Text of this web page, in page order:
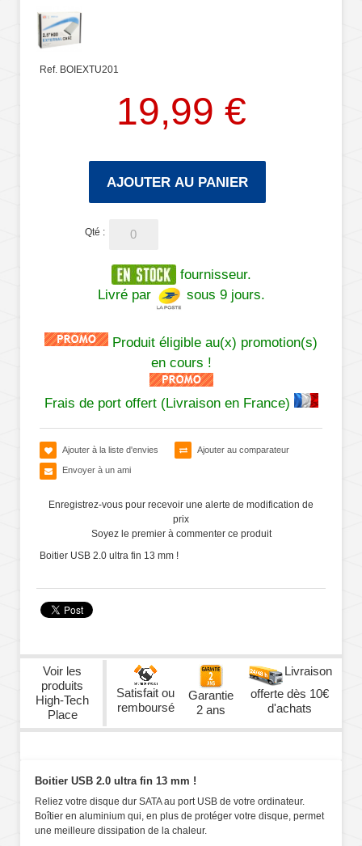
Ref. BOIEXTU201
19,99 €
AJOUTER AU PANIER
Qté :
fournisseur.
Livré par
sous 9 jours.
Produit éligible au(x) promotion(s)
en cours !
Frais de port offert (Livraison en France)
Ajouter à la liste d'envies Ajouter au comparateur
Envoyer à un ami
Enregistrez-vous pour recevoir une alerte de modification de
prix
Soyez le premier à commenter ce produit
Boitier USB 2.0 ultra fin 13 mm !
Voir les
produits
High-Tech
Place
Satisfait ou
remboursé
Garantie
2 ans
Livraison
offerte dès 10€
d'achats
Boitier USB 2.0 ultra fin 13 mm !
Reliez votre disque dur SATA au port USB de votre ordinateur.
Boîtier en aluminium qui, en plus de protéger votre disque, permet
une meilleure dissipation de la chaleur.